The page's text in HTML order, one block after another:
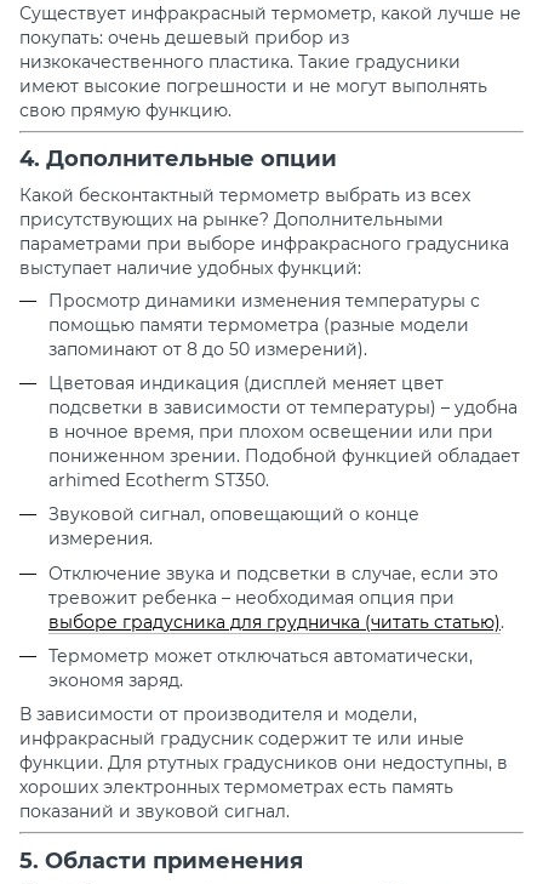
Существует инфракрасный термометр, какой лучше не
покупать: очень дешевый прибор из
низкокачественного пластика. Такие градусники
имеют высокие погрешности и не могут выполнять
свою прямую функцию.
4. Дополнительные опции
Какой бесконтактный термометр выбрать из всех
присутствующих на рынке? Дополнительными
параметрами при выборе инфракрасного градусника
выступает наличие удобных функций:
Просмотр динамики изменения температуры с
помощью памяти термометра (разные модели
запоминают от 8 до 50 измерений).
Цветовая индикация (дисплей меняет цвет
подсветки в зависимости от температуры) – удобна
в ночное время, при плохом освещении или при
пониженном зрении. Подобной функцией обладает
arhimed Ecotherm ST350.
Звуковой сигнал, оповещающий о конце
измерения.
Отключение звука и подсветки в случае, если это
тревожит ребенка – необходимая опция при
выборе градусника для грудничка (читать статью).
Термометр может отключаться автоматически,
экономя заряд.
В зависимости от производителя и модели,
инфракрасный градусник содержит те или иные
функции. Для ртутных градусников они недоступны, в
хороших электронных термометрах есть память
показаний и звуковой сигнал.
5. Области применения